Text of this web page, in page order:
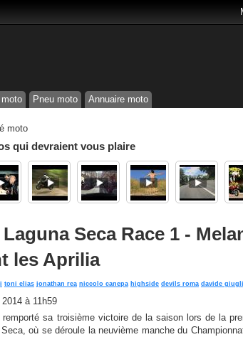
Pneu moto Annuaire moto
moto
qui devraient vous plaire
Seca Race 1 -
les Aprilia
toni elias jonathan rea niccolo canepa highside devils roma davide
à 11h59
remporté sa troisième victoire de la saison lors de la
où se déroule la neuvième manche du